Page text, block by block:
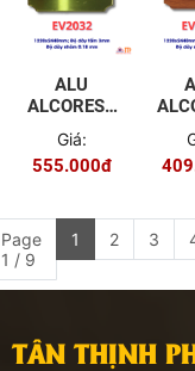
ALU
ALCOREST
TRONG
NHÀ PET
EV2032
GƯƠNG
VÀNG
Giá:
555.000đ
Page
1 / 9
1 2 3
TÂN THỊNH